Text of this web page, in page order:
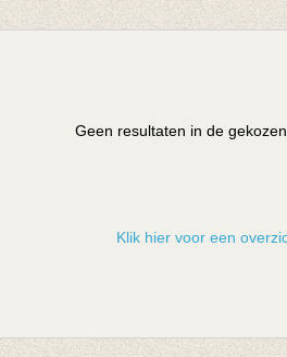
Geen resultaten in de
Klik hier voor een